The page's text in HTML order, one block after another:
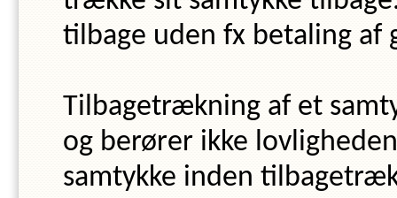
tilbage uden fx betaling af
Tilbagetrækning af et
og berører ikke
samtykke inden